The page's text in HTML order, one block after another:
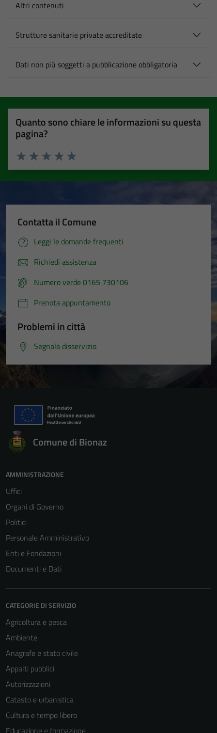
Altri contenuti
Strutture sanitarie private accreditate
Dati non più soggetti a pubblicazione obbligatoria
Quanto sono chiare le informazioni su questa
pagina?
Valuta 5 stelle su 5
Valuta 4 stelle su 5
Valuta 3 stelle su 5
Valuta 2 stelle su 5
Valuta 1 stelle su 5
Contatta il Comune
Leggi le domande frequenti
Richiedi assistenza
Numero verde 0165 730106
Prenota appuntamento
Problemi in città
Segnala disservizio
Comune di Bionaz
AMMINISTRAZIONE
Uffici
Organi di Governo
Politici
Personale Amministrativo
Enti e Fondazioni
Documenti e Dati
CATEGORIE DI SERVIZIO
Agricoltura e pesca
Ambiente
Anagrafe e stato civile
Appalti pubblici
Autorizzazioni
Catasto e urbanistica
Cultura e tempo libero
Educazione e formazione